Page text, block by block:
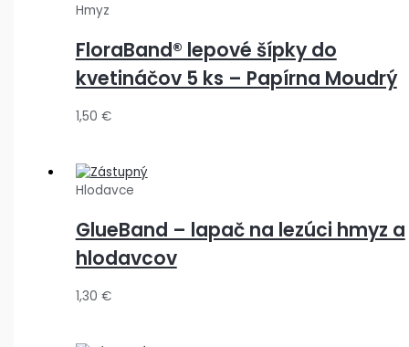
Hmyz
FloraBand® lepové šípky do
kvetináčov 5 ks – Papírna Moudrý
1,50 €
Hlodavce
GlueBand – lapač na lezúci hmyz a
hlodavcov
1,30 €